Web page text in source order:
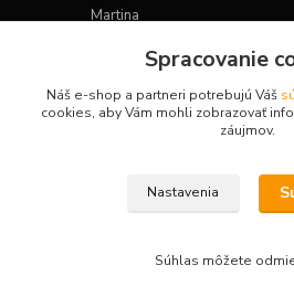
Martina
(Po-Pia, 7-15 hod.)
obchod.hsport@gmail.com
Vytvorené na
Spracovanie
Náš e-shop a partneri potrebujú Váš
cookies, aby Vám mohli zobrazovať
záujmov.
Nastavenia
Súhlas môžete